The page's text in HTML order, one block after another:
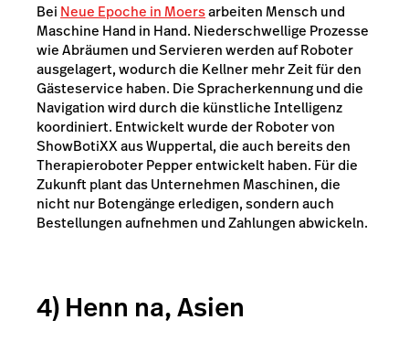
Bei Neue Epoche in Moersarbeiten Mensch und
Maschine Hand in Hand. Niederschwellige Prozesse
wie Abräumen und Servieren werden auf Roboter
ausgelagert, wodurch die Kellner mehr Zeit für den
Gästeservice haben. Die Spracherkennung und die
Navigation wird durch die künstliche Intelligenz
koordiniert. Entwickelt wurde der Roboter von
ShowBotiXX aus Wuppertal, die auch bereits den
Therapieroboter Pepper entwickelt haben. Für die
Zukunft plant das Unternehmen Maschinen, die
nicht nur Botengänge erledigen, sondern auch
Bestellungen aufnehmen und Zahlungen abwickeln.
4) Henn na, Asien